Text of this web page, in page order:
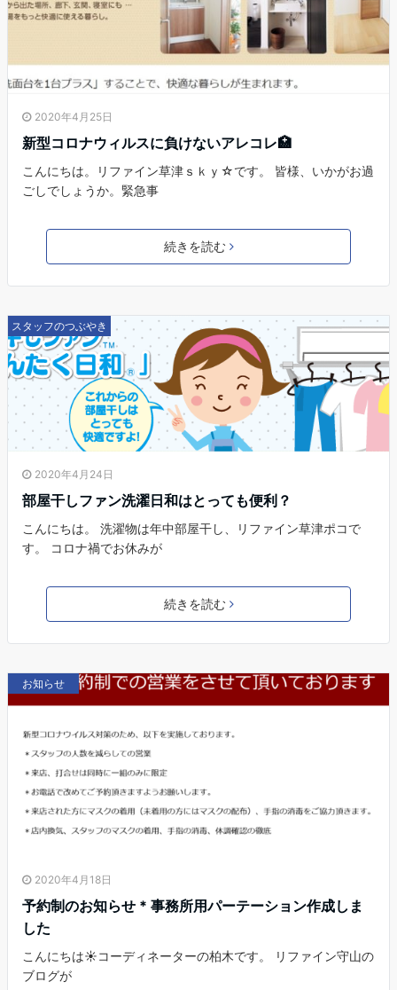
2020年4月25日
新型コロナウィルスに負けないアレコレ🏥
こんにちは。リファイン草津ｓｋｙ☆です。 皆様、いかがお過
ごしでしょうか。緊急事
続きを読む
スタッフのつぶやき
2020年4月24日
部屋干しファン洗濯日和はとっても便利？
こんにちは。 洗濯物は年中部屋干し、リファイン草津ポコで
す。 コロナ禍でお休みが
続きを読む
お知らせ
2020年4月18日
予約制のお知らせ * 事務所用パーテーション作成しま
した
こんにちは☀コーディネーターの柏木です。 リファイン守山の
ブログが